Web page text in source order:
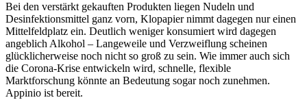
Bei den verstärkt gekauften Produkten liegen Nudeln und
Desinfektionsmittel ganz vorn, Klopapier nimmt dagegen nur einen
Mittelfeldplatz ein. Deutlich weniger konsumiert wird dagegen
angeblich Alkohol – Langeweile und Verzweiflung scheinen
glücklicherweise noch nicht so groß zu sein. Wie immer auch sich
die Corona-Krise entwickeln wird, schnelle, flexible
Marktforschung könnte an Bedeutung sogar noch zunehmen.
Appinio ist bereit.